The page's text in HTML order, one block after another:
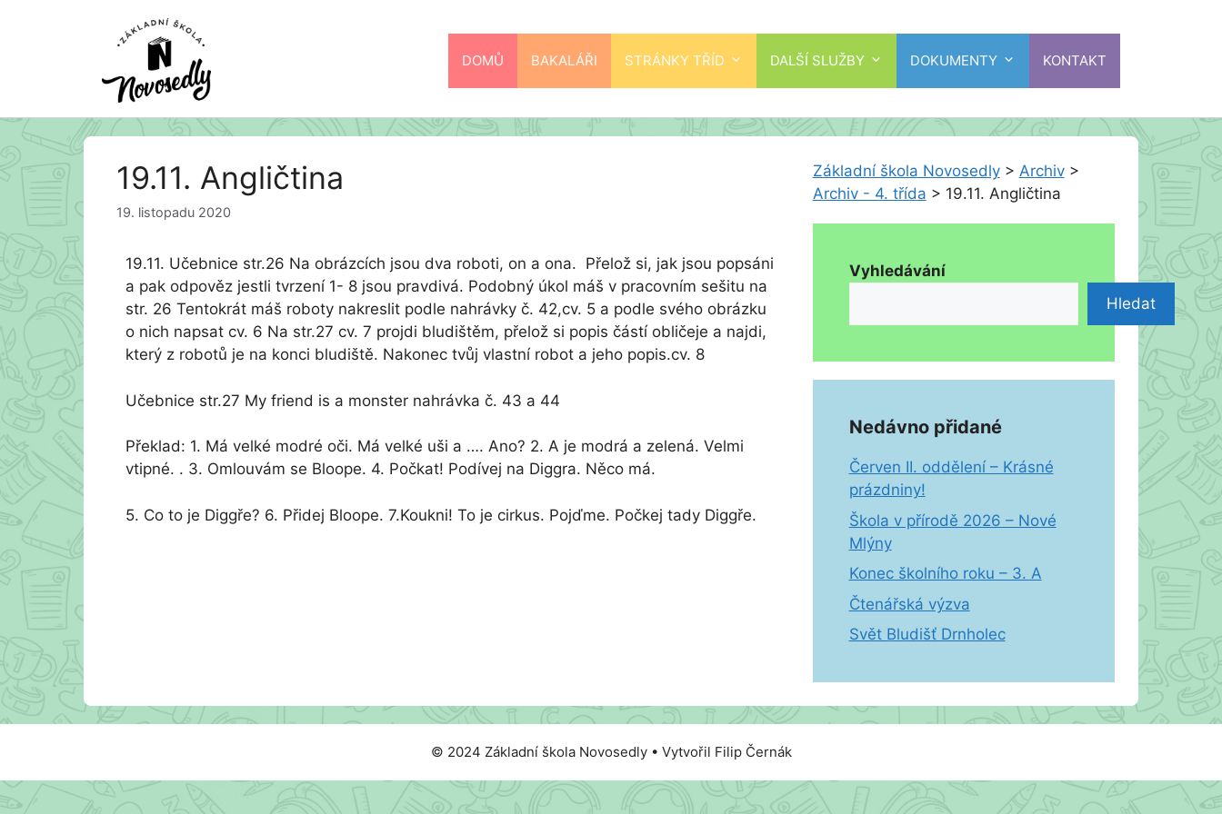
DOMŮ BAKALÁŘI STRÁNKY TŘÍD DALŠÍ SLUŽBY DOKUMENTY KONTAKT
19.11. Angličtina
19. listopadu 2020
19.11. Učebnice str.26 Na obrázcích jsou dva roboti, on a ona. Přelož si, jak jsou popsáni
a pak odpověz jestli tvrzení 1- 8 jsou pravdivá. Podobný úkol máš v pracovním sešitu na
str. 26 Tentokrát máš roboty nakreslit podle nahrávky č. 42,cv. 5 a podle svého obrázku
o nich napsat cv. 6 Na str.27 cv. 7 projdi bludištěm, přelož si popis částí obličeje a najdi,
který z robotů je na konci bludiště. Nakonec tvůj vlastní robot a jeho popis.cv. 8
Učebnice str.27 My friend is a monster nahrávka č. 43 a 44
Překlad: 1. Má velké modré oči. Má velké uši a …. Ano? 2. A je modrá a zelená. Velmi
vtipné. . 3. Omlouvám se Bloope. 4. Počkat! Podívej na Diggra. Něco má.
5. Co to je Diggře? 6. Přidej Bloope. 7.Koukni! To je cirkus. Pojďme. Počkej tady Diggře.
Základní škola Novosedly> Archiv>
Archiv - 4. třída > 19.11. Angličtina
Vyhledávání
Hledat
Nedávno přidané
Červen II. oddělení – Krásné
prázdniny!
Škola v přírodě 2026 – Nové
Mlýny
Konec školního roku – 3. A
Čtenářská výzva
Svět Bludišť Drnholec
© 2024 Základní škola Novosedly • Vytvořil Filip Černák